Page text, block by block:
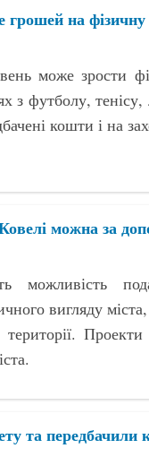
на фізичну
може зрости
з футболу,
кошти і на
можна за
можливість
вигляду
та передбачили